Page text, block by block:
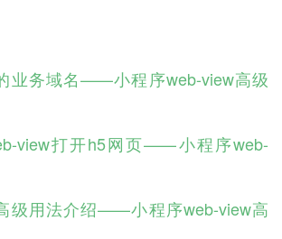
业务域名——小程序web-view高级
view打开h5网页——小程序web-
级用法介绍——小程序web-view高